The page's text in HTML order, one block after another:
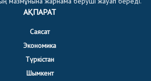
АҚПАРАТ
Саясат
Экономика
Түркістан
Шымкент